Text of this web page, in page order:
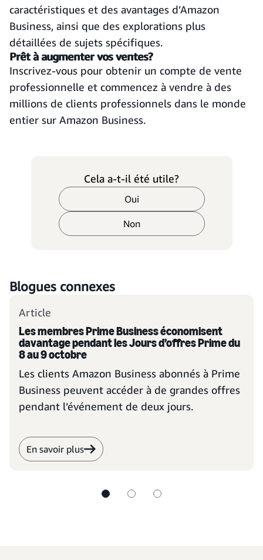
caractéristiques et des avantages d’Amazon
Business, ainsi que des explorations plus
détaillées de sujets spécifiques.
Prêt à augmenter vos ventes?
Inscrivez-vous pour obtenir un compte de vente
professionnelle et commencez à vendre à des
millions de clients professionnels dans le monde
entier sur Amazon Business.
Cela a-t-il été utile?
Oui
Non
Blogues connexes
Article
Les membres Prime Business économisent
davantage pendant les Jours d’offres Prime du
8 au 9 octobre
Les clients Amazon Business abonnés à Prime
Business peuvent accéder à de grandes offres
pendant l’événement de deux jours.
En savoir plus